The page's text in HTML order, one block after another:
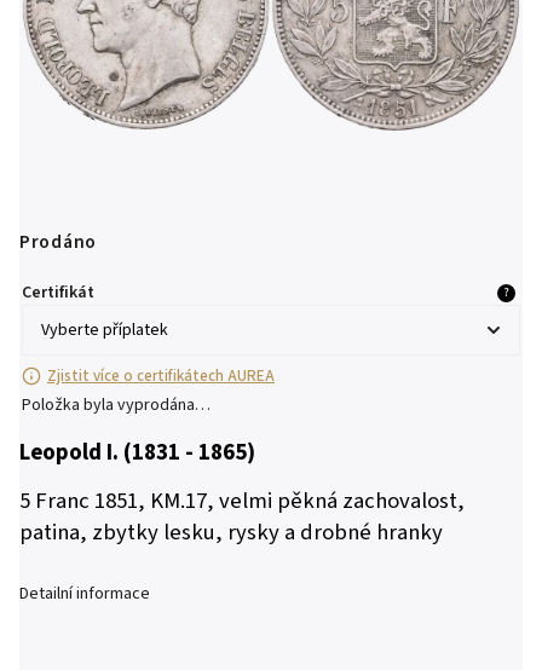
Prodáno
Certifikát ?
Zjistit více o certifikátech AUREA
Položka byla vyprodána…
Leopold I. (1831 - 1865)
5 Franc 1851, KM.17, velmi pěkná zachovalost,
patina, zbytky lesku, rysky a drobné hranky
Detailní informace